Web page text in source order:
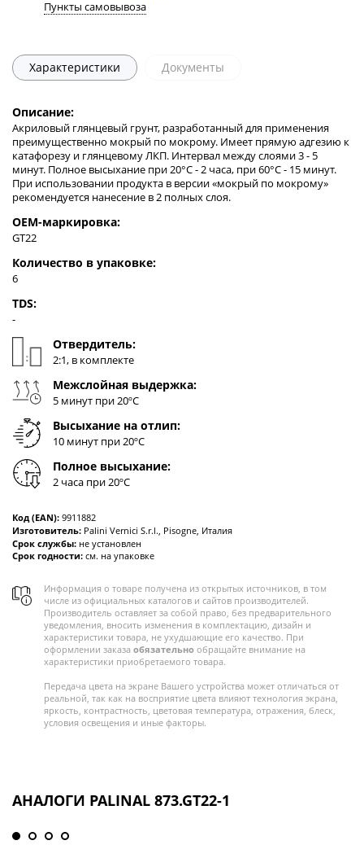
Пункты самовывоза
Характеристики Документы
Описание:
Акриловый глянцевый грунт, разработанный для применения
преимущественно мокрый по мокрому. Имеет прямую адгезию к
катафорезу и глянцевому ЛКП. Интервал между слоями 3 - 5
минут. Полное высыхание при 20°С - 2 часа, при 60°С - 15 минут.
При использовании продукта в версии «мокрый по мокрому»
рекомендуется нанесение в 2 полных слоя.
OEM-маркировка:
GT22
Количество в упаковке:
6
TDS:
-
Отвердитель:
2:1, в комплекте
Межслойная выдержка:
5 минут при 20ºC
Высыхание на отлип:
10 минут при 20ºC
Полное высыхание:
2 часа при 20ºC
Код (EAN): 9911882
Изготовитель: Palini Vernici S.r.l., Pisogne, Италия
Срок службы: не установлен
Срок годности: см. на упаковке
Информация о товаре получена из открытых источников, в том
числе из официальных каталогов и сайтов производителей.
Производитель оставляет за собой право, без предварительного
уведомления, вносить изменения в комплектацию, дизайн и
характеристики товара, не ухудшающие его качество. При
оформлении заказа обязательно обращайте внимание на
характеристики приобретаемого товара.
Передача цвета на экране Вашего устройства может отличаться от
реальной, так как на восприятие цвета влияют технология экрана,
яркость, контрастность, цветовая температура, отражения, блеск,
условия освещения и иные факторы.
АНАЛОГИ PALINAL 873.GT22-1